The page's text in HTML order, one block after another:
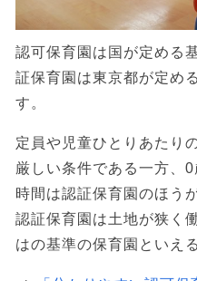
認可保育園は国が定める
証保育園は東京都が定め
す。
定員や児童ひとりあたり
厳しい条件である一方、
時間は認証保育園のほう
認証保育園は土地が狭く
はの基準の保育園といえ